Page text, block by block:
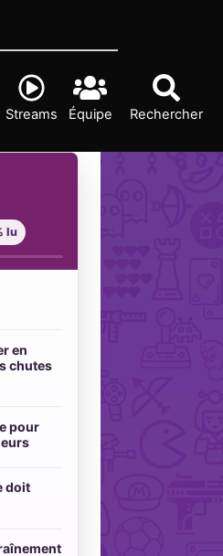
Rechercher
Streams Équipe
lu
en
chutes
pour
doit